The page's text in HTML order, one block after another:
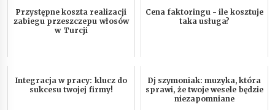
Przystępne koszta realizacji
zabiegu przeszczepu włosów
w Turcji
Cena faktoringu - ile kosztuje
taka usługa?
Integracja w pracy: klucz do
sukcesu twojej firmy!
Dj szymoniak: muzyka, która
sprawi, że twoje wesele będzie
niezapomniane